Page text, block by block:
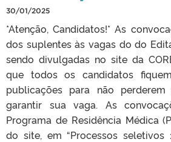
30/01/2025
*Atenção, Candidatos!* As
dos suplentes às vagas do do
sendo divulgadas no site da
que todos os candidatos
publicações para não
garantir sua vaga. As
Programa de Residência Médica
do site, em “Processos seletivos